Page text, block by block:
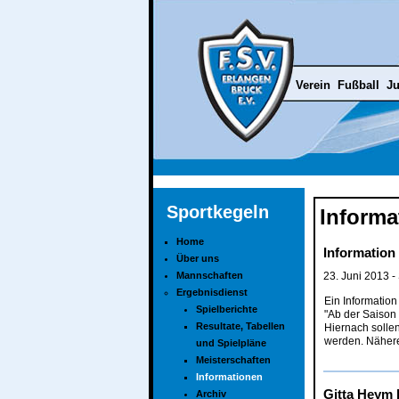
Information
23. Juni 2013 -
Ein
"Ab der
Hiernach
werden.
Gitta Heym
Verein Fußball
Sportkegeln
Home
Über uns
Mannschaften
Ergebnisdienst
Spielberichte
Resultate, Tabellen
und Spielpläne
Meisterschaften
Informationen
Archiv